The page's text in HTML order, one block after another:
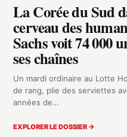
La Corée du Sud
cerveau des
Sachs voit 74 000
ses chaînes
Un mardi ordinaire au Lotte
de rang, plie des serviettes
années de…
EXPLORER LE DOSSIER →